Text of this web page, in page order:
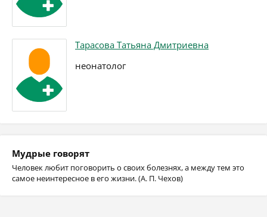
Тарасова Татьяна Дмитриевна
неонатолог
Мудрые говорят
Человек любит поговорить о своих болезнях, а между тем это
самое неинтересное в его жизни. (А. П. Чехов)